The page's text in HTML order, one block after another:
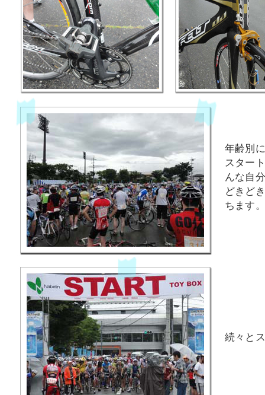
年齢別
スター
んな自
どきど
ちます
続々と